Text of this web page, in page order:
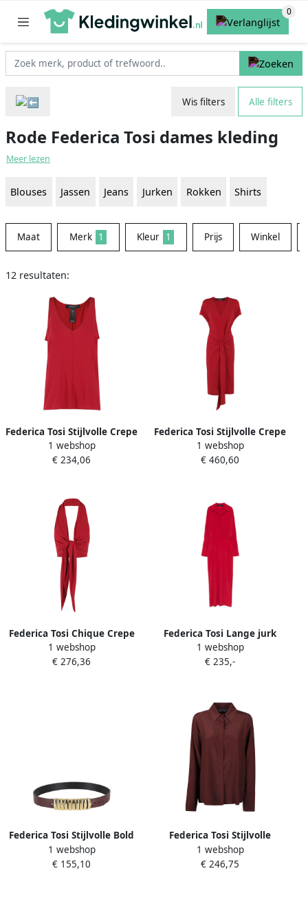
Wis filters Alle filters
Rode Federica Tosi dames kleding
Meer lezen
Blouses Jassen Jeans Jurken Rokken Shirts
Maat Merk 1 Kleur 1 Prijs Winkel
12 resultaten:
Federica Tosi Stijlvolle Crepe
de Chine Blouse Red Dames
1 webshop
€ 234,06
Federica Tosi Stijlvolle Crepe
de Chine Strandjurk Red
Dames
1 webshop
€ 460,60
Federica Tosi Chique Crepe
de Chine Jurk Red Dames
1 webshop
€ 276,36
Federica Tosi Lange jurk
met Franse kraag Red
Dames
1 webshop
€ 235,-
Federica Tosi Stijlvolle Bold
Riem voor Modieuze Look
Red Dames
1 webshop
€ 155,10
Federica Tosi Stijlvolle
longsleeve Red Dames
1 webshop
€ 246,75